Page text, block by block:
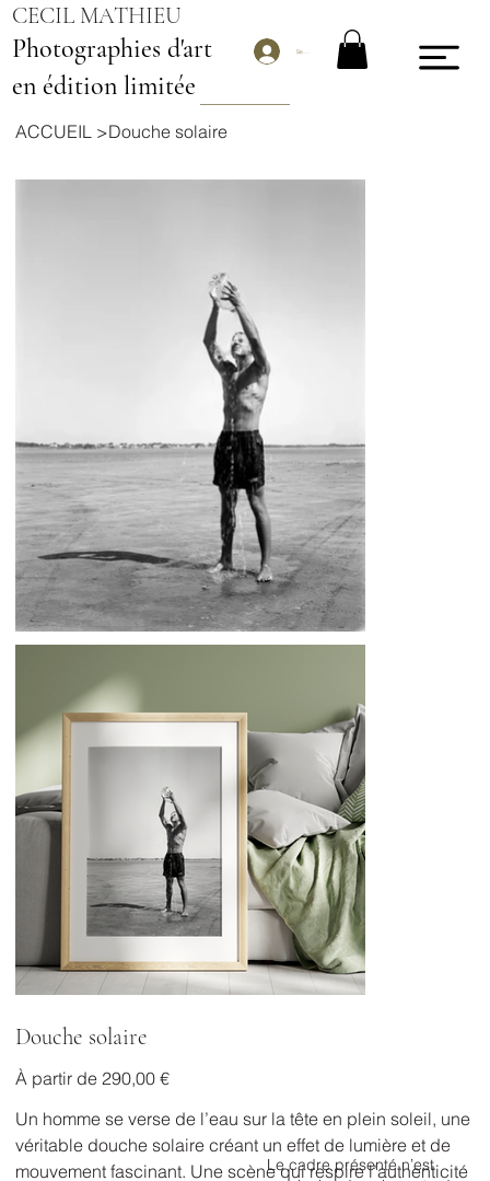
CECIL MATHIEU
Photographies d'art
en édition limitée
Se connecter
ACCUEIL >Douche solaire
Douche solaire
À partir de Prix
290,00 €
Un homme se verse de l’eau sur la tête en plein soleil, une
véritable douche solaire créant un effet de lumière et de
mouvement fascinant. Une scène qui respire l’authenticité
Le cadre présenté n’est